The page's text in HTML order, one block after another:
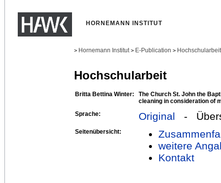
HORNEMANN INSTITUT
> Hornemann Institut > E-Publication >
Hochschularbeit
Britta Bettina Winter:
The Church St. John the
cleaning in consideration of
Sprache:
Original -
Seitenübersicht:
weitere
Kontakt